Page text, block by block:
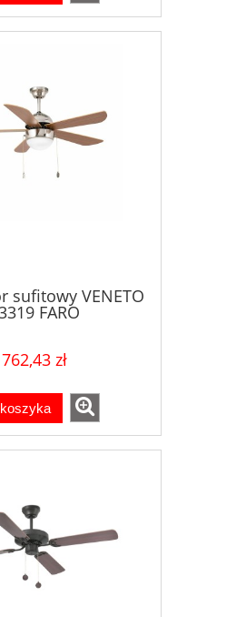
sufitowy VENETO
FARO
762,43 zł